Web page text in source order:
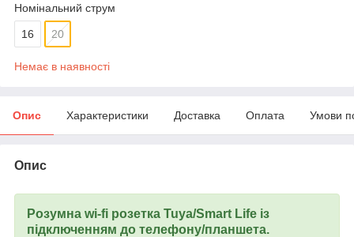
Номінальний струм
16 20
Немає в наявності
Опис Характеристики Доставка Оплата Умови
Опис
Розумна wi-fi розетка Tuya/Smart Life із
підключенням до телефону/планшета.